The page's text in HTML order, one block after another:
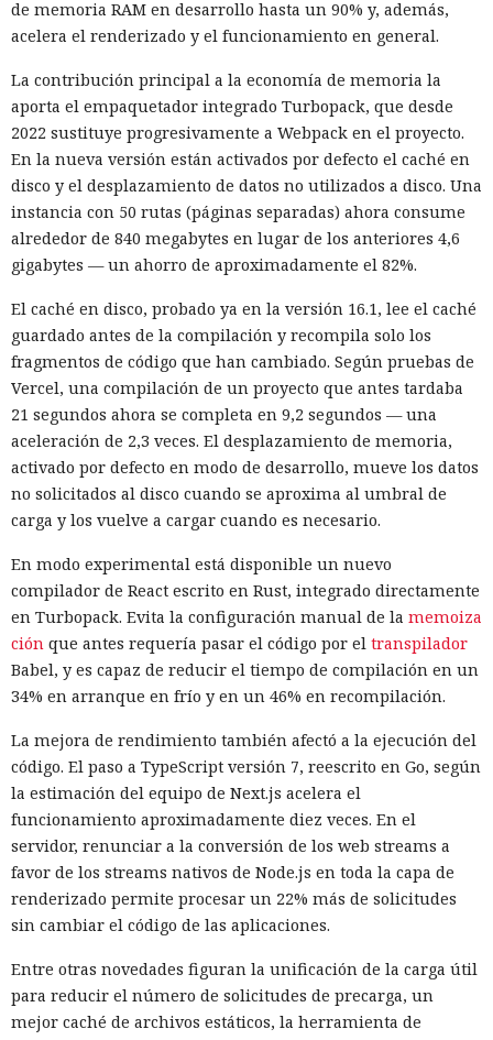
de memoria RAM en desarrollo hasta un 90% y, además,
acelera el renderizado y el funcionamiento en general.
La contribución principal a la economía de memoria la
aporta el empaquetador integrado Turbopack, que desde
2022 sustituye progresivamente a Webpack en el proyecto.
En la nueva versión están activados por defecto el caché en
disco y el desplazamiento de datos no utilizados a disco. Una
instancia con 50 rutas (páginas separadas) ahora consume
alrededor de 840 megabytes en lugar de los anteriores 4,6
gigabytes — un ahorro de aproximadamente el 82%.
El caché en disco, probado ya en la versión 16.1, lee el caché
guardado antes de la compilación y recompila solo los
fragmentos de código que han cambiado. Según pruebas de
Vercel, una compilación de un proyecto que antes tardaba
21 segundos ahora se completa en 9,2 segundos — una
aceleración de 2,3 veces. El desplazamiento de memoria,
activado por defecto en modo de desarrollo, mueve los datos
no solicitados al disco cuando se aproxima al umbral de
carga y los vuelve a cargar cuando es necesario.
En modo experimental está disponible un nuevo
compilador de React escrito en Rust, integrado directamente
en Turbopack. Evita la configuración manual de la memoiza
ción que antes requería pasar el código por el transpilador
Babel, y es capaz de reducir el tiempo de compilación en un
34% en arranque en frío y en un 46% en recompilación.
La mejora de rendimiento también afectó a la ejecución del
código. El paso a TypeScript versión 7, reescrito en Go, según
la estimación del equipo de Next.js acelera el
funcionamiento aproximadamente diez veces. En el
servidor, renunciar a la conversión de los web streams a
favor de los streams nativos de Node.js en toda la capa de
renderizado permite procesar un 22% más de solicitudes
sin cambiar el código de las aplicaciones.
Entre otras novedades figuran la unificación de la carga útil
para reducir el número de solicitudes de precarga, un
mejor caché de archivos estáticos, la herramienta de